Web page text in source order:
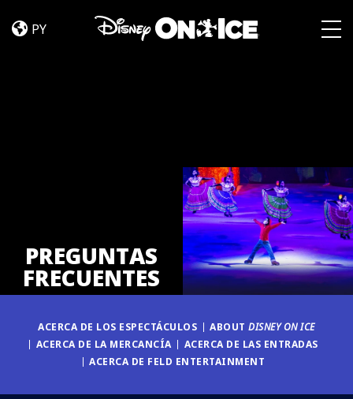
FRECUENTES
PY
PREGUNTAS
FRECUENTES
ACERCA DE LOS ESPECTÁCULOS ABOUTDISNEY ON ICE
ACERCA DE LA MERCANCÍA
ACERCA DE LAS ENTRADAS
ACERCA DE FELD ENTERTAINMENT